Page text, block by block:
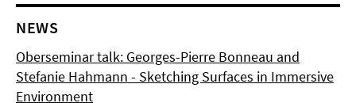
NEWS
Oberseminar talk: Georges-Pierre Bonneau and
Stefanie Hahmann - Sketching Surfaces in Immersive
Environment